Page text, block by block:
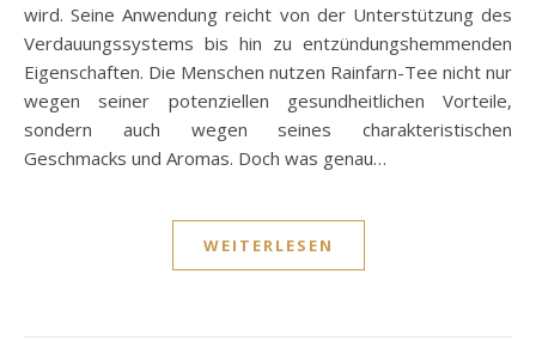
wird. Seine Anwendung reicht von der Unterstützung des
Verdauungssystems bis hin zu entzündungshemmenden
Eigenschaften. Die Menschen nutzen Rainfarn-Tee nicht nur
wegen seiner potenziellen gesundheitlichen Vorteile,
sondern auch wegen seines charakteristischen
Geschmacks und Aromas. Doch was genau…
WEITERLESEN